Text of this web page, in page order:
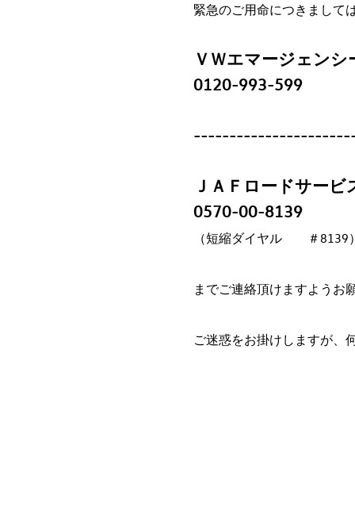
緊急のご用命につきまして
ＶＷエマージェン
0120-993-599
ＪＡＦロードサービ
0570-00-8139
（短縮ダイヤル ＃8139
までご連絡頂けますようお
ご迷惑をお掛けしますが、